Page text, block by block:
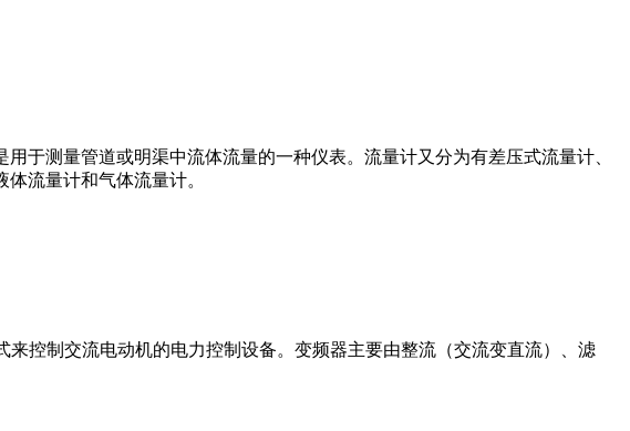
于测量管道或明渠中流体流量的一种仪表。流量计又分为有差压式流量计、
流量计和气体流量计。
来控制交流电动机的电力控制设备。变频器主要由整流（交流变直流）、滤